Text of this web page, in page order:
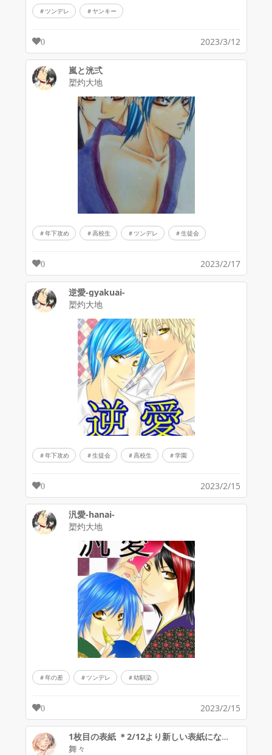
ツンデレ ヤンキー
0 2023/3/12
嵐と洸弍
槊灼大地
年下攻め 高校生 ツンデレ 生徒会
0 2023/2/17
逆愛-gyakuai-
槊灼大地
年下攻め 生徒会 高校生 学園
0 2023/2/15
汎愛-hanai-
槊灼大地
年の差 ツンデレ 幼馴染
0 2023/2/15
1枚目の表紙 ＊2/12より新しい表紙になります＊
舞々